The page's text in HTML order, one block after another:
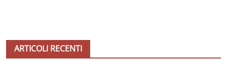
ARTICOLI RECENTI